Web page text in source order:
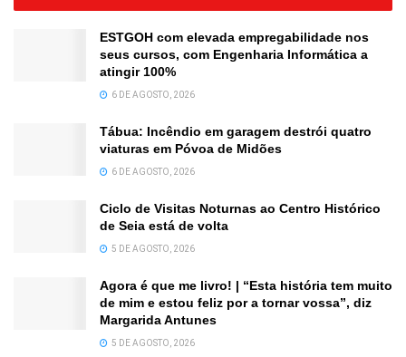
ESTGOH com elevada empregabilidade nos
seus cursos, com Engenharia Informática a
atingir 100%
6 DE AGOSTO, 2026
Tábua: Incêndio em garagem destrói quatro
viaturas em Póvoa de Midões
6 DE AGOSTO, 2026
Ciclo de Visitas Noturnas ao Centro Histórico
de Seia está de volta
5 DE AGOSTO, 2026
Agora é que me livro! | “Esta história tem muito
de mim e estou feliz por a tornar vossa”, diz
Margarida Antunes
5 DE AGOSTO, 2026